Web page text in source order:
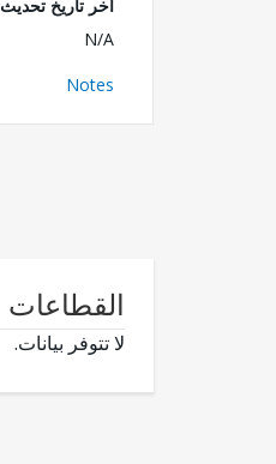
اخر تاريخ تحديث
N/A
Notes
القطاعات
لا تتوفر بيانات.